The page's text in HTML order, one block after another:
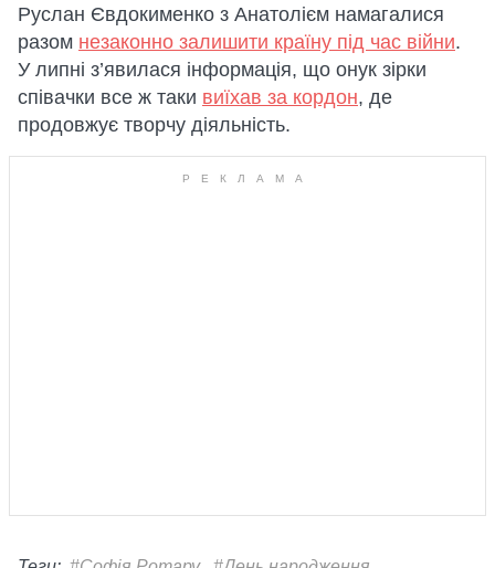
Руслан Євдокименко з Анатолієм намагалися
разом незаконно залишити країну під час війни.
У липні з’явилася інформація, що онук зірки
співачки все ж таки виїхав за кордон, де
продовжує творчу діяльність.